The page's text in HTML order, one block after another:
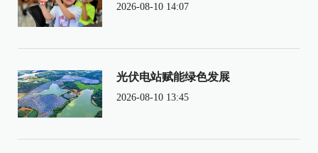
2026-08-10 14:07
光伏电站赋能绿色发展
2026-08-10 13:45